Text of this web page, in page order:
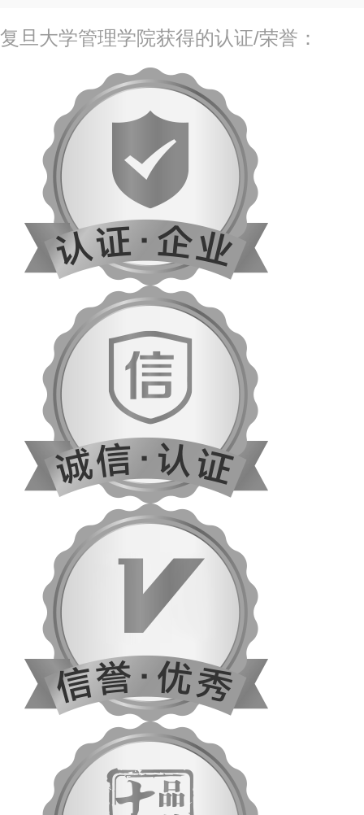
复旦大学管理学院获得的认证/荣誉：